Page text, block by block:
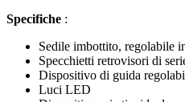
Specifiche :
Sedile imbottito, regolabile
Specchietti retrovisori di
Dispositivo di guida
Luci LED